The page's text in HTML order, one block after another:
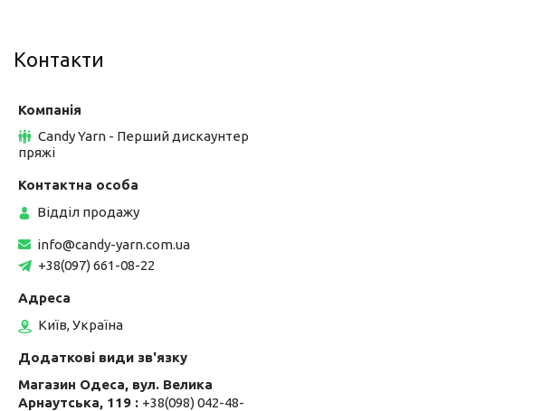
Контакти
Candy Yarn - Перший дискаунтер
пряжі
Відділ продажу
info@candy-yarn.com.ua
+38(097) 661-08-22
Київ, Україна
Магазин Одеса, вул. Велика
Арнаутська, 119
+38(098) 042-48-